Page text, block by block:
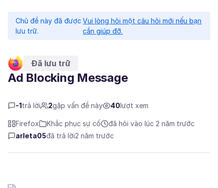
Chủ đề này đã được
lưu trữ.
Vui lòng hỏi một câu hỏi mới nếu bạn
cần giúp đỡ.
Đã lưu trữ
Ad Blocking Message
-1trả lời 2gặp vấn đề này 40lượt xem
Firefox Khắc phục sự cố
đã hỏi vào lúc 2 năm trước
arleta05đã trả lời2 năm trước